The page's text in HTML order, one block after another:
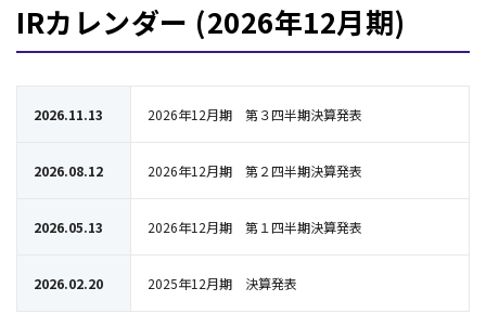
IRカレンダー (2026年12月期)
2026.11.13 2026年12月期 第３四半期決算発表
2026.08.12 2026年12月期 第２四半期決算発表
2026.05.13 2026年12月期 第１四半期決算発表
2026.02.20 2025年12月期 決算発表